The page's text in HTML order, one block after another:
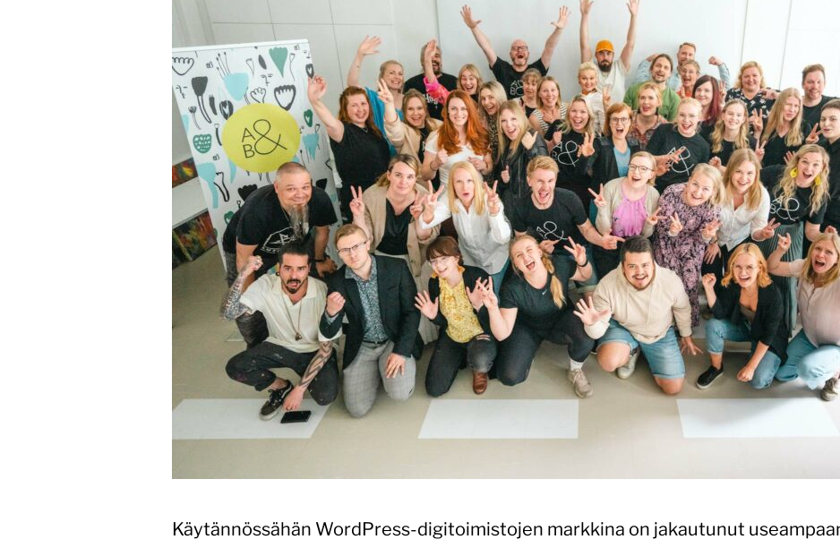
Käytännössähän WordPress-digitoimistojen markkina on jakautunut